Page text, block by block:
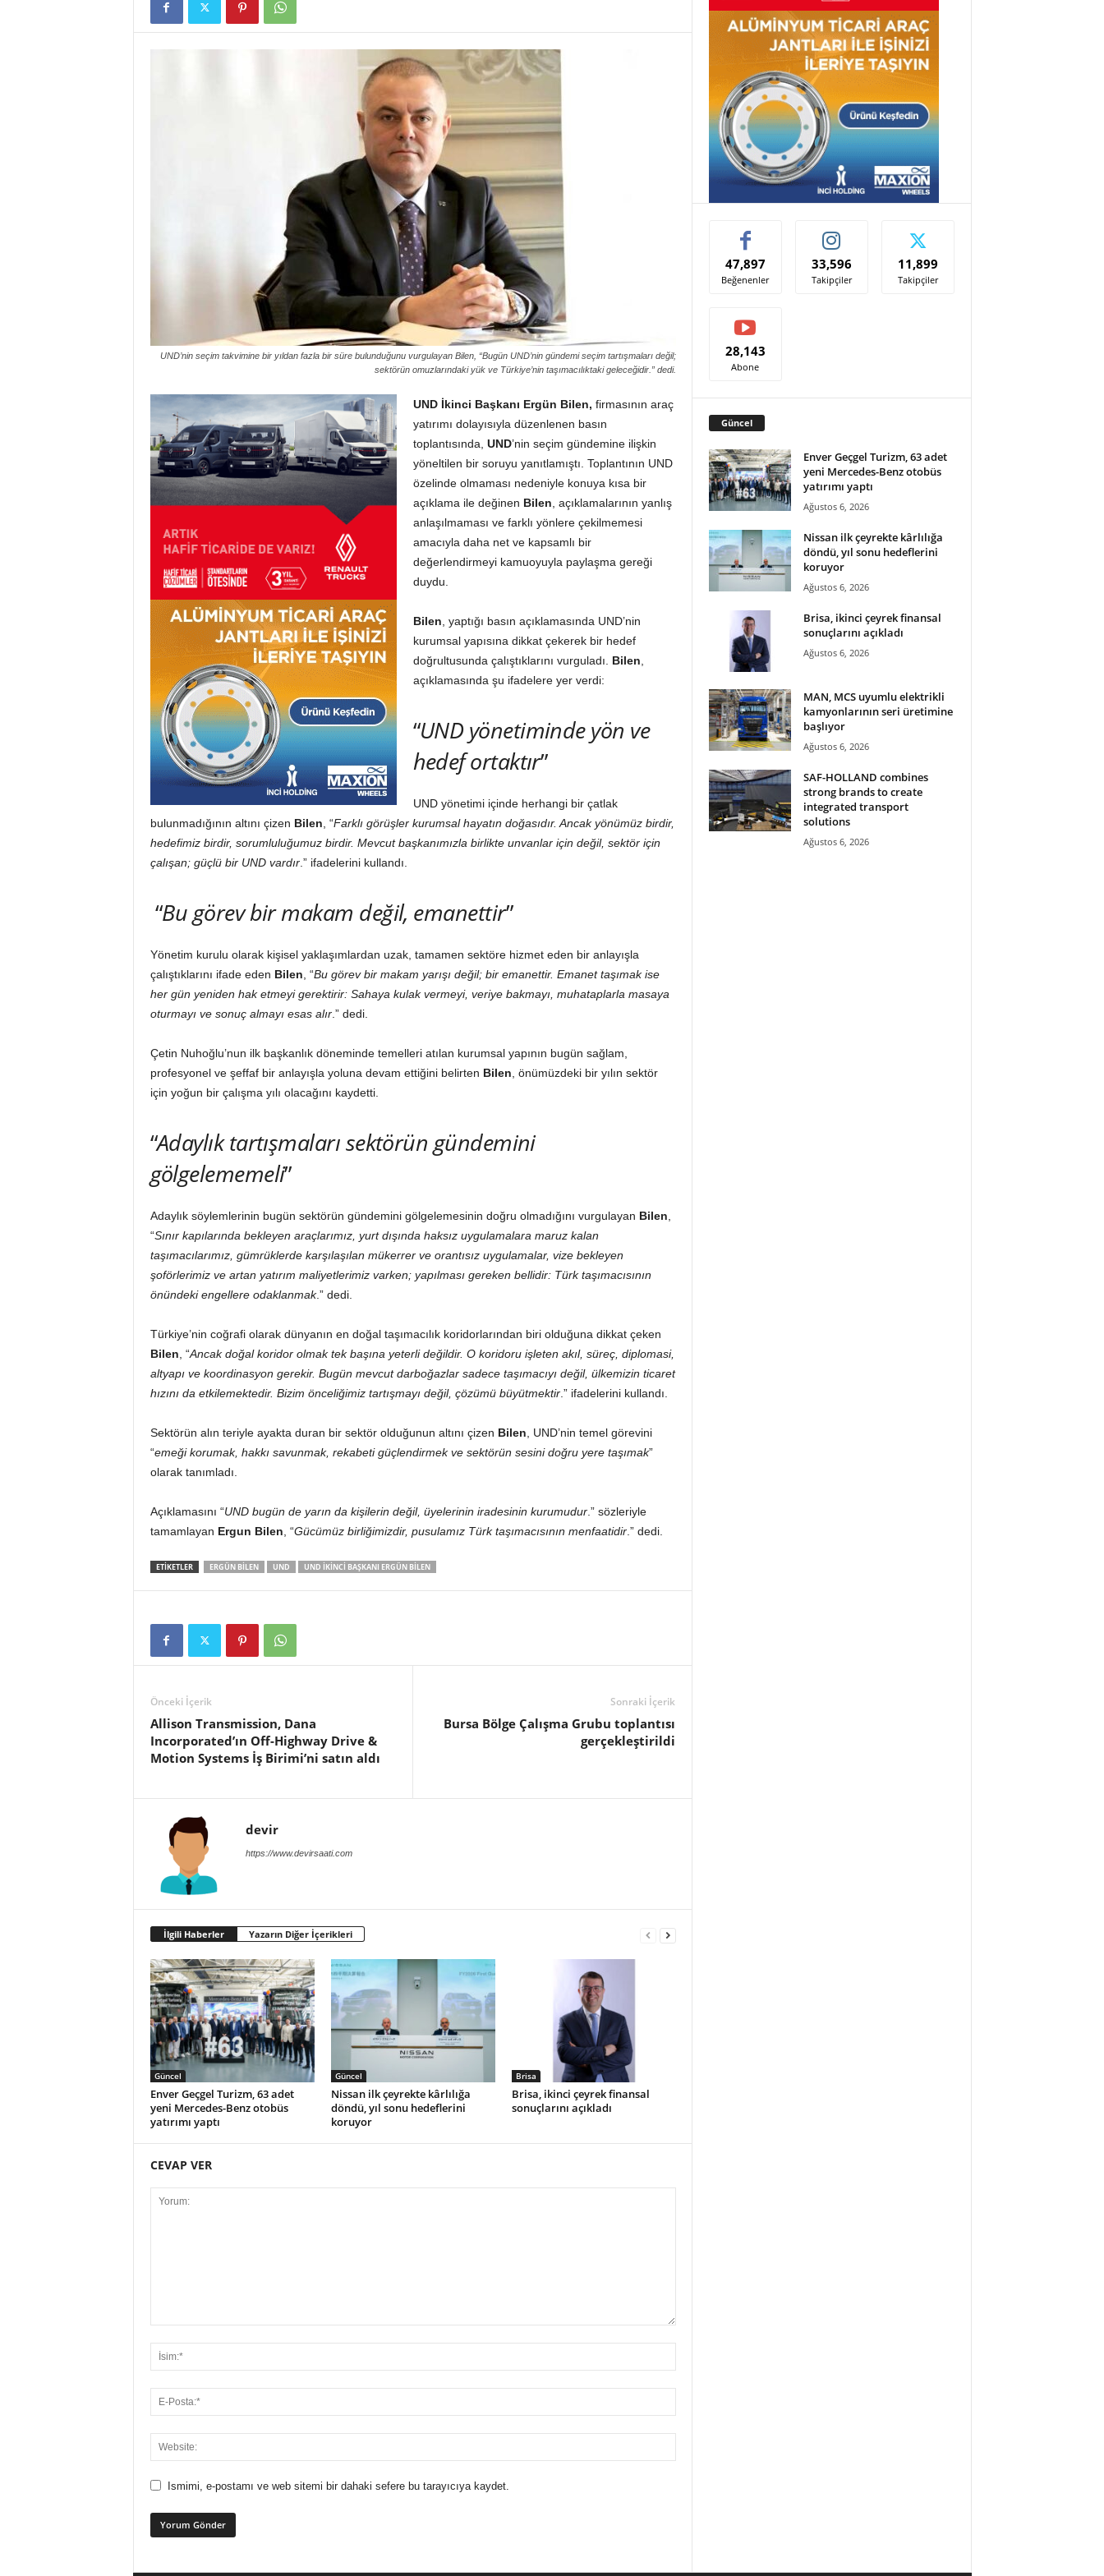
UND’nin seçim takvimine bir yıldan fazla bir süre bulunduğunu vurgulayan Bilen, “Bugün UND’nin gündemi seçim tartışmaları değil;
sektörün omuzlarındaki yük ve Türkiye’nin taşımacılıktaki geleceğidir.” dedi.
UND İkinci Başkanı Ergün Bilen, firmasının araç
yatırımı dolayısıyla düzenlenen basın
toplantısında, UND’nin seçim gündemine ilişkin
yöneltilen bir soruyu yanıtlamıştı. Toplantının UND
özelinde olmaması nedeniyle konuya kısa bir
açıklama ile değinen Bilen , açıklamalarının yanlış
anlaşılmaması ve farklı yönlere çekilmemesi
amacıyla daha net ve kapsamlı bir
değerlendirmeyi kamuoyuyla paylaşma gereği
duydu.
Bilen , yaptığı basın açıklamasında UND’nin
kurumsal yapısına dikkat çekerek bir hedef
doğrultusunda çalıştıklarını vurguladı. Bilen
açıklamasında şu ifadelere yer verdi:
“UND yönetiminde yön ve
hedef ortaktır”
UND yönetimi içinde herhangi bir çatlak
bulunmadığının altını çizen Bilen , “Farklı görüşler kurumsal hayatın doğasıdır. Ancak yönümüz birdir,
hedefimiz birdir, sorumluluğumuz birdir. Mevcut başkanımızla birlikte unvanlar için değil, sektör için
çalışan; güçlü bir UND vardır.” ifadelerini kullandı.
“Bu görev bir makam değil, emanettir”
Yönetim kurulu olarak kişisel yaklaşımlardan uzak, tamamen sektöre hizmet eden bir anlayışla
çalıştıklarını ifade eden Bilen , “Bu görev bir makam yarışı değil; bir emanettir. Emanet taşımak ise
her gün yeniden hak etmeyi gerektirir: Sahaya kulak vermeyi, veriye bakmayı, muhataplarla masaya
oturmayı ve sonuç almayı esas alır.” dedi.
Çetin Nuhoğlu’nun ilk başkanlık döneminde temelleri atılan kurumsal yapının bugün sağlam,
profesyonel ve şeffaf bir anlayışla yoluna devam ettiğini belirten Bilen , önümüzdeki bir yılın sektör
için yoğun bir çalışma yılı olacağını kaydetti.
“Adaylık tartışmaları sektörün gündemini
gölgelememeli”
Adaylık söylemlerinin bugün sektörün gündemini gölgelemesinin doğru olmadığını vurgulayan Bilen
“Sınır kapılarında bekleyen araçlarımız, yurt dışında haksız uygulamalara maruz kalan
taşımacılarımız, gümrüklerde karşılaşılan mükerrer ve orantısız uygulamalar, vize bekleyen
şoförlerimiz ve artan yatırım maliyetlerimiz varken; yapılması gereken bellidir: Türk taşımacısının
önündeki engellere odaklanmak.” dedi.
Türkiye’nin coğrafi olarak dünyanın en doğal taşımacılık koridorlarından biri olduğuna dikkat çeken
Bilen , “Ancak doğal koridor olmak tek başına yeterli değildir. O koridoru işleten akıl, süreç, diplomasi,
altyapı ve koordinasyon gerekir. Bugün mevcut darboğazlar sadece taşımacıyı değil, ülkemizin ticaret
hızını da etkilemektedir. Bizim önceliğimiz tartışmayı değil, çözümü büyütmektir.” ifadelerini kullandı.
Sektörün alın teriyle ayakta duran bir sektör olduğunun altını çizen Bilen , UND’nin temel görevini
“emeği korumak, hakkı savunmak, rekabeti güçlendirmek ve sektörün sesini doğru yere taşımak”
olarak tanımladı.
Açıklamasını “UND bugün de yarın da kişilerin değil, üyelerinin iradesinin kurumudur.” sözleriyle
tamamlayan Ergun Bilen , “Gücümüz birliğimizdir, pusulamız Türk taşımacısının menfaatidir.” dedi.
ETIKETLER ERGÜN BILEN UND UND İKINCI BAŞKANI ERGÜN BILEN
Önceki İçerik
Allison Transmission, Dana
Incorporated’ın Off-Highway Drive &
Motion Systems İş Birimi’ni satın aldı
Sonraki İçerik
Bursa Bölge Çalışma Grubu toplantısı
gerçekleştirildi
devir
https://www.devirsaati.com
İlgili Haberler Yazarın Diğer İçerikleri
Güncel
Enver Geçgel Turizm, 63 adet
yeni Mercedes-Benz otobüs
yatırımı yaptı
Güncel
Nissan ilk çeyrekte kârlılığa
döndü, yıl sonu hedeflerini
koruyor
Brisa
Brisa, ikinci çeyrek finansal
sonuçlarını açıkladı
CEVAP VER
Ismimi, e-postamı ve web sitemi bir dahaki sefere bu tarayıcıya kaydet.
47,897
Beğenenler
33,596
Takipçiler
11,899
Takipçiler
28,143
Abone
Güncel
Enver Geçgel Turizm, 63 adet
yeni Mercedes-Benz otobüs
yatırımı yaptı
Ağustos 6, 2026
Nissan ilk çeyrekte kârlılığa
döndü, yıl sonu hedeflerini
koruyor
Ağustos 6, 2026
Brisa, ikinci çeyrek finansal
sonuçlarını açıkladı
Ağustos 6, 2026
MAN, MCS uyumlu elektrikli
kamyonlarının seri üretimine
başlıyor
Ağustos 6, 2026
SAF-HOLLAND combines
strong brands to create
integrated transport
solutions
Ağustos 6, 2026